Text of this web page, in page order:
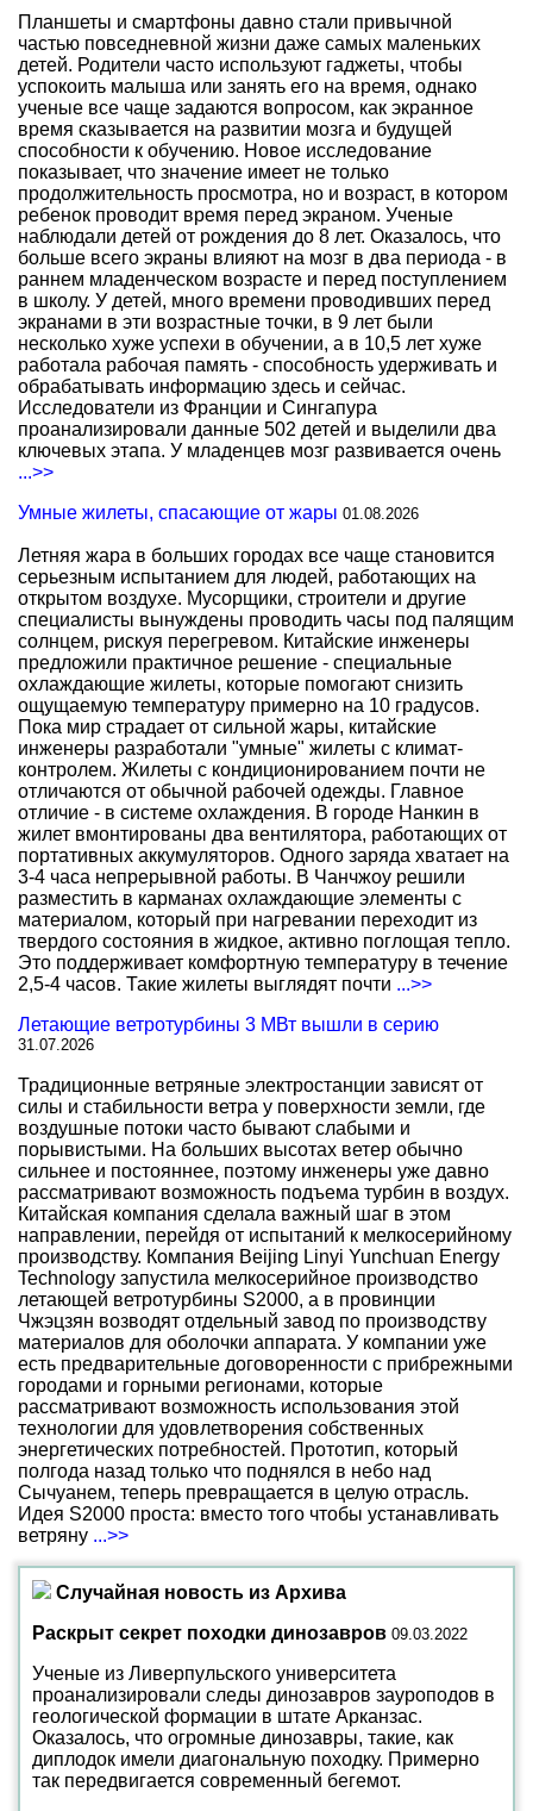
Планшеты и смартфоны давно стали привычной
частью повседневной жизни даже самых маленьких
детей. Родители часто используют гаджеты, чтобы
успокоить малыша или занять его на время, однако
ученые все чаще задаются вопросом, как экранное
время сказывается на развитии мозга и будущей
способности к обучению. Новое исследование
показывает, что значение имеет не только
продолжительность просмотра, но и возраст, в котором
ребенок проводит время перед экраном. Ученые
наблюдали детей от рождения до 8 лет. Оказалось, что
больше всего экраны влияют на мозг в два периода - в
раннем младенческом возрасте и перед поступлением
в школу. У детей, много времени проводивших перед
экранами в эти возрастные точки, в 9 лет были
несколько хуже успехи в обучении, а в 10,5 лет хуже
работала рабочая память - способность удерживать и
обрабатывать информацию здесь и сейчас.
Исследователи из Франции и Сингапура
проанализировали данные 502 детей и выделили два
ключевых этапа. У младенцев мозг развивается очень
...>>
Умные жилеты, спасающие от жары 01.08.2026
Летняя жара в больших городах все чаще становится
серьезным испытанием для людей, работающих на
открытом воздухе. Мусорщики, строители и другие
специалисты вынуждены проводить часы под палящим
солнцем, рискуя перегревом. Китайские инженеры
предложили практичное решение - специальные
охлаждающие жилеты, которые помогают снизить
ощущаемую температуру примерно на 10 градусов.
Пока мир страдает от сильной жары, китайские
инженеры разработали "умные" жилеты с климат-
контролем. Жилеты с кондиционированием почти не
отличаются от обычной рабочей одежды. Главное
отличие - в системе охлаждения. В городе Нанкин в
жилет вмонтированы два вентилятора, работающих от
портативных аккумуляторов. Одного заряда хватает на
3-4 часа непрерывной работы. В Чанчжоу решили
разместить в карманах охлаждающие элементы с
материалом, который при нагревании переходит из
твердого состояния в жидкое, активно поглощая тепло.
Это поддерживает комфортную температуру в течение
2,5-4 часов. Такие жилеты выглядят почти ...>>
Летающие ветротурбины 3 МВт вышли в серию
31.07.2026
Традиционные ветряные электростанции зависят от
силы и стабильности ветра у поверхности земли, где
воздушные потоки часто бывают слабыми и
порывистыми. На больших высотах ветер обычно
сильнее и постояннее, поэтому инженеры уже давно
рассматривают возможность подъема турбин в воздух.
Китайская компания сделала важный шаг в этом
направлении, перейдя от испытаний к мелкосерийному
производству. Компания Beijing Linyi Yunchuan Energy
Technology запустила мелкосерийное производство
летающей ветротурбины S2000, а в провинции
Чжэцзян возводят отдельный завод по производству
материалов для оболочки аппарата. У компании уже
есть предварительные договоренности с прибрежными
городами и горными регионами, которые
рассматривают возможность использования этой
технологии для удовлетворения собственных
энергетических потребностей. Прототип, который
полгода назад только что поднялся в небо над
Сычуанем, теперь превращается в целую отрасль.
Идея S2000 проста: вместо того чтобы устанавливать
ветряну ...>>
Случайная новость из Архива
Раскрыт секрет походки динозавров 09.03.2022
Ученые из Ливерпульского университета
проанализировали следы динозавров зауроподов в
геологической формации в штате Арканзас.
Оказалось, что огромные динозавры, такие, как
диплодок имели диагональную походку. Примерно
так передвигается современный бегемот.